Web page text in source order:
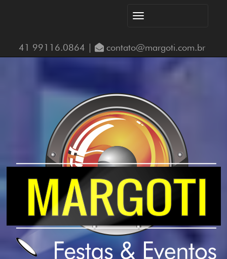
41 99116.0864 | contato@margoti.com.br